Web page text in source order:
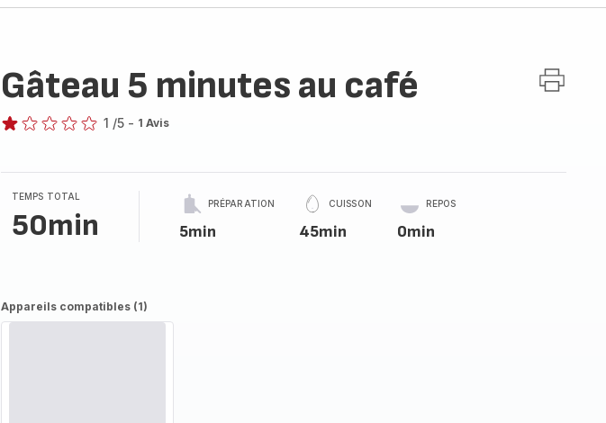
Gâteau 5 minutes au café
étoile
(moyenne)
1 /5 - 1 Avis
TEMPS TOTAL
50min
PRÉPARATION
5min
CUISSON
45min
REPOS
0min
Appareils compatibles (1)